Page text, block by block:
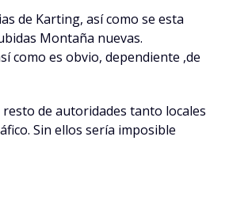
de Karting, así como se esta
Montaña nuevas.
como es obvio, dependiente ,de
de autoridades tanto locales
Sin ellos sería imposible